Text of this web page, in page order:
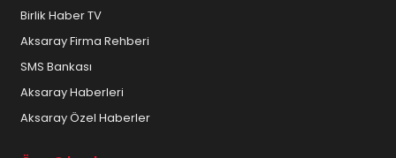
Birlik Haber TV
Aksaray Firma Rehberi
SMS Bankası
Aksaray Haberleri
Aksaray Özel Haberler